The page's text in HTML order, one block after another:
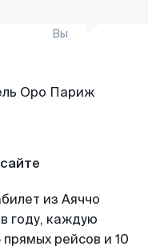
Вы
из Аяччо
году, каждую
рейсов и 10